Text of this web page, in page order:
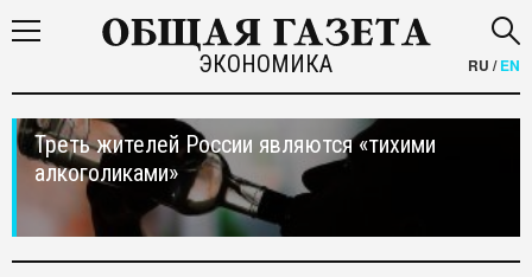
ЭКОНОМИКА RU /EN
Треть жителей России являются «тихими
алкоголиками»